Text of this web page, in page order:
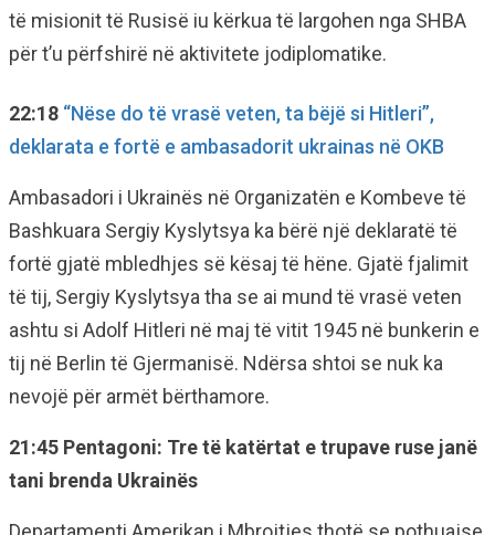
të misionit të Rusisë iu kërkua të largohen nga SHBA
për t’u përfshirë në aktivitete jodiplomatike.
22:18 “Nëse do të vrasë veten, ta bëjë si Hitleri”,
deklarata e fortë e ambasadorit ukrainas në OKB
Ambasadori i Ukrainës në Organizatën e Kombeve të
Bashkuara Sergiy Kyslytsya ka bërë një deklaratë të
fortë gjatë mbledhjes së kësaj të hëne. Gjatë fjalimit
të tij, Sergiy Kyslytsya tha se ai mund të vrasë veten
ashtu si Adolf Hitleri në maj të vitit 1945 në bunkerin e
tij në Berlin të Gjermanisë. Ndërsa shtoi se nuk ka
nevojë për armët bërthamore.
21:45 Pentagoni: Tre të katërtat e trupave ruse janë
tani brenda Ukrainës